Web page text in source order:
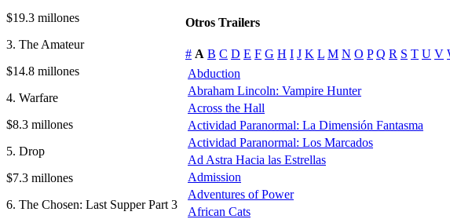
$19.3 millones
3. The Amateur
$14.8 millones
4. Warfare
$8.3 millones
5. Drop
$7.3 millones
6. The Chosen: Last Supper Part 3
Otros Trailers
# A B C D E F G H I J K L M N O P Q R S T U V
Abduction
Abraham Lincoln: Vampire Hunter
Across the Hall
Actividad Paranormal: La Dimensión Fantasma
Actividad Paranormal: Los Marcados
Ad Astra Hacia las Estrellas
Admission
Adventures of Power
African Cats